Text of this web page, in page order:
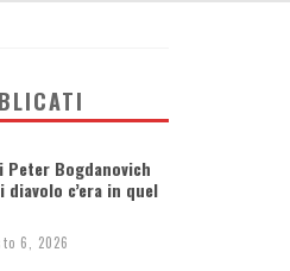
Bogdanovich
diavolo c’era in quel
6, 2026